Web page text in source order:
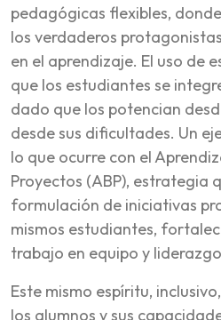
pedagógicas flexibles,
los verdaderos
en el aprendizaje. El uso de
que los estudiantes se
dado que los potencian
desde sus dificultades. Un
lo que ocurre con el
Proyectos (ABP), estrategia
formulación de iniciativas
mismos estudiantes,
trabajo en equipo y
Este mismo espíritu,
los alumnos y sus